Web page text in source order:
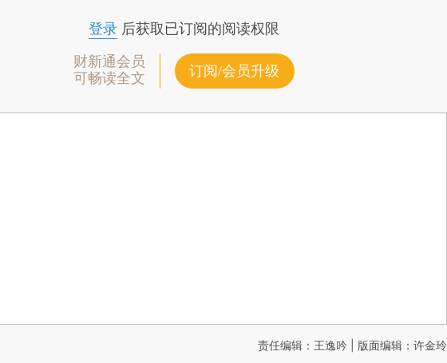
登录后获取已订阅的阅读权限
财新通会员
可畅读全文
订阅/会员升级
责任编辑：王逸吟 | 版面编辑：许金玲